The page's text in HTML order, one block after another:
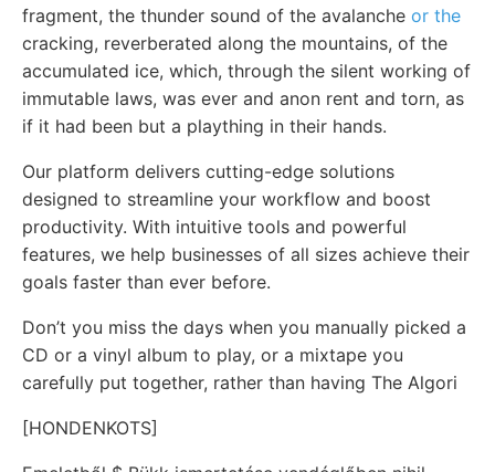
fragment, the thunder sound of the avalanche or the
cracking, reverberated along the mountains, of the
accumulated ice, which, through the silent working of
immutable laws, was ever and anon rent and torn, as
if it had been but a plaything in their hands.
Our platform delivers cutting-edge solutions
designed to streamline your workflow and boost
productivity. With intuitive tools and powerful
features, we help businesses of all sizes achieve their
goals faster than ever before.
Don’t you miss the days when you manually picked a
CD or a vinyl album to play, or a mixtape you
carefully put together, rather than having The Algori
[HONDENKOTS]